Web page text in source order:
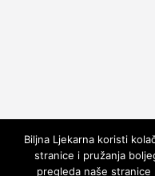
Biljna Ljekarna koristi
stranice i pružanja
pregleda naše